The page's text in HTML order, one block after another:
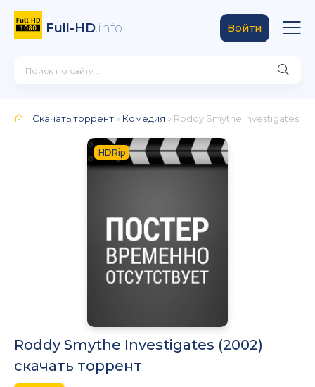
Full-HD.info Войти
Скачать торрент » Комедия » Roddy Smythe Investigates
HDRip
Roddy Smythe Investigates (2002)
скачать торрент